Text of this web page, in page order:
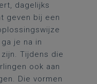
dagelijks
geven bij een
je na in
Tijdens die
ook aan
Die vormen